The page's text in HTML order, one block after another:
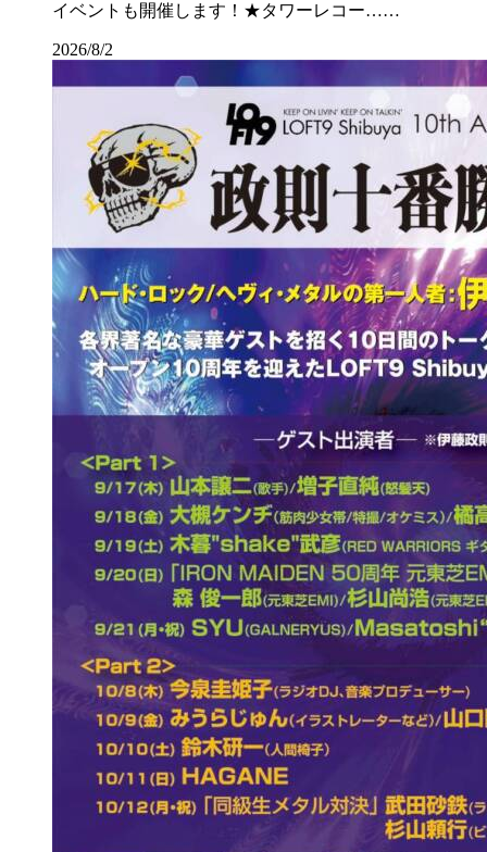
イベントも開催します！★タワーレコー……
2026/8/2